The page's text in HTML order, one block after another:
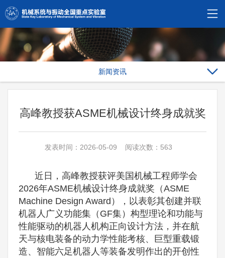
新闻资讯
高峰教授获ASME机械设计终身成就奖
发表时间：2026-05-09 阅读次数：563
近日，高峰教授获评美国机械工程师学会
2026年ASME机械设计终身成就奖（ASME
Machine Design Award），以表彰其创建并联
机器人广义功能集（GF集）构型理论和功能与
性能驱动的机器人机构正向设计方法，并在航
天与核电装备的动力学性能考核、巨型重载锻
造、智能六足机器人等装备发明作出的开创性